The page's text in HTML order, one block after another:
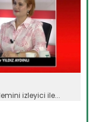
izleyici ile...